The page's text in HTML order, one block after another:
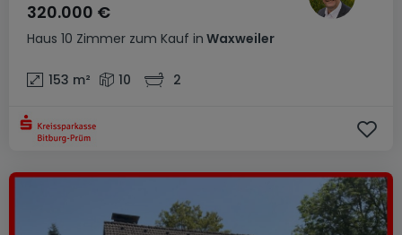
Haus 10 Zimmer zum Kauf in Waxweiler
320.000 €
153 m² 10 2